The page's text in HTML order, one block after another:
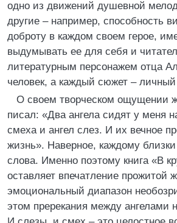
одно из движений душевной
другие – например, способность
доброту в каждом своем герое,
выдумывать ее для себя и
литературным персонажем отца
человек, а каждый сюжет –
О своем творческом ощущении
писал: «Два ангела сидят у меня
смеха и ангел слез. И их вечное
жизнь». Наверное, каждому
слова. Именно поэтому книга «В
оставляет впечатление прожитой
эмоциональный диапазон
этом пререкания между ангелами